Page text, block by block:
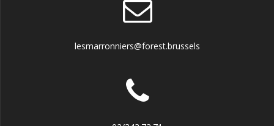
lesmarronniers@forest.brussels